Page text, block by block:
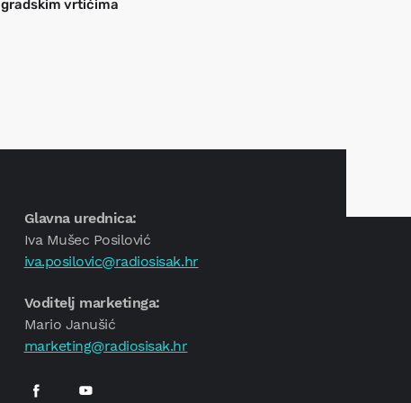
gradskim vrtićima
Glavna urednica:
Iva Mušec Posilović
iva.posilovic@radiosisak.hr
Voditelj marketinga:
Mario Janušić
marketing@radiosisak.hr